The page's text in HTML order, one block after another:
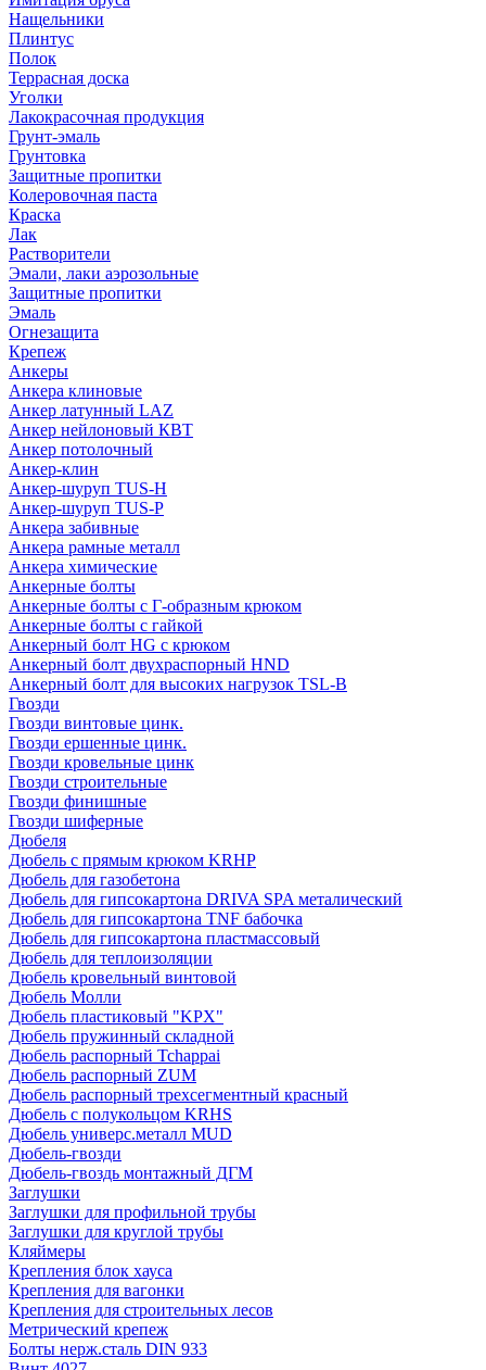
Нащельники
Плинтус
Полок
Террасная доска
Уголки
Лакокрасочная продукция
Грунт-эмаль
Грунтовка
Защитные пропитки
Колеровочная паста
Краска
Лак
Растворители
Эмали, лаки аэрозольные
Защитные пропитки
Эмаль
Огнезащита
Крепеж
Анкеры
Анкера клиновые
Анкер латунный LAZ
Анкер нейлоновый КВТ
Анкер потолочный
Анкер-клин
Анкер-шуруп TUS-H
Анкер-шуруп TUS-P
Анкера забивные
Анкера рамные металл
Анкера химические
Анкерные болты
Анкерные болты с Г-образным крюком
Анкерные болты с гайкой
Анкерный болт HG с крюком
Анкерный болт двухраспорный HND
Анкерный болт для высоких нагрузок TSL-B
Гвозди
Гвозди винтовые цинк.
Гвозди ершенные цинк.
Гвозди кровельные цинк
Гвозди строительные
Гвозди финишные
Гвозди шиферные
Дюбеля
Дюбель с прямым крюком KRHP
Дюбель для газобетона
Дюбель для гипсокартона DRIVA SPA металический
Дюбель для гипсокартона TNF бабочка
Дюбель для гипсокартона пластмассовый
Дюбель для теплоизоляции
Дюбель кровельный винтовой
Дюбель Молли
Дюбель пластиковый "KPX"
Дюбель пружинный складной
Дюбель распорный Tchappai
Дюбель распорный ZUM
Дюбель распорный трехсегментный красный
Дюбель с полукольцом KRHS
Дюбель универс.металл MUD
Дюбель-гвозди
Дюбель-гвоздь монтажный ДГМ
Заглушки
Заглушки для профильной трубы
Заглушки для круглой трубы
Кляймеры
Крепления блок хауса
Крепления для вагонки
Крепления для строительных лесов
Метрический крепеж
Болты нерж.сталь DIN 933